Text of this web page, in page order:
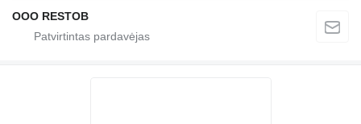
OOO RESTOB